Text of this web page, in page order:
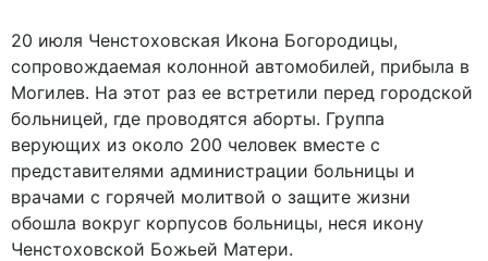
20 июля Ченстоховская Икона Богородицы,
сопровождаемая колонной автомобилей, прибыла в
Могилев. На этот раз ее встретили перед городской
больницей, где проводятся аборты. Группа
верующих из около 200 человек вместе с
представителями администрации больницы и
врачами с горячей молитвой о защите жизни
обошла вокруг корпусов больницы, неся икону
Ченстоховской Божьей Матери.